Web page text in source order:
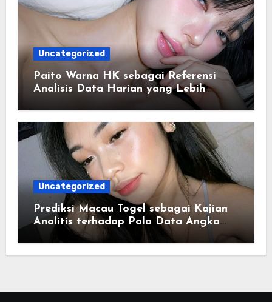
Uncategorized
Paito Warna HK sebagai Referensi
Analisis Data Harian yang Lebih
Uncategorized
Prediksi Macau Togel sebagai Kajian
Analitis terhadap Pola Data Angka
yang Tersusun Sistematis